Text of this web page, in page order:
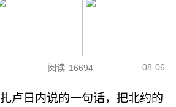
阅读 16694 08-06
扎卢日内说的一句话，把北约的